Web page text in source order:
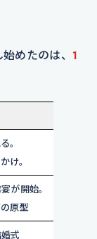
めたのは、 1
。
け。
が開始。
原型
式